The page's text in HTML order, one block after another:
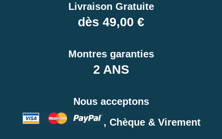
Livraison Gratuite
dès 49,00 €
Montres garanties
2 ANS
Nous acceptons
, Chèque & Virement